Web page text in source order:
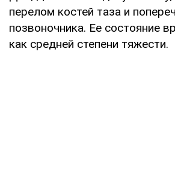
перелом костей таза и
позвоночника. Ее состояние
как средней степени тяжести.